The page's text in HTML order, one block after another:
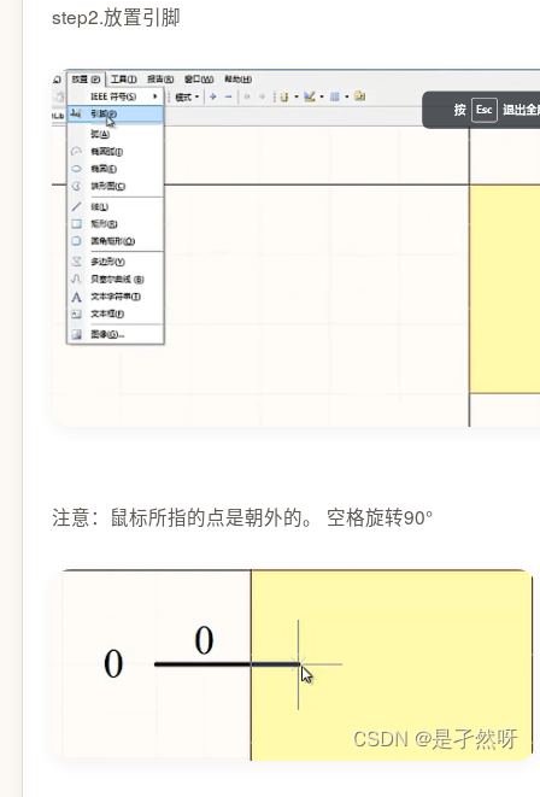
step2.放置引脚
注意：鼠标所指的点是朝外的。 空格旋转90°